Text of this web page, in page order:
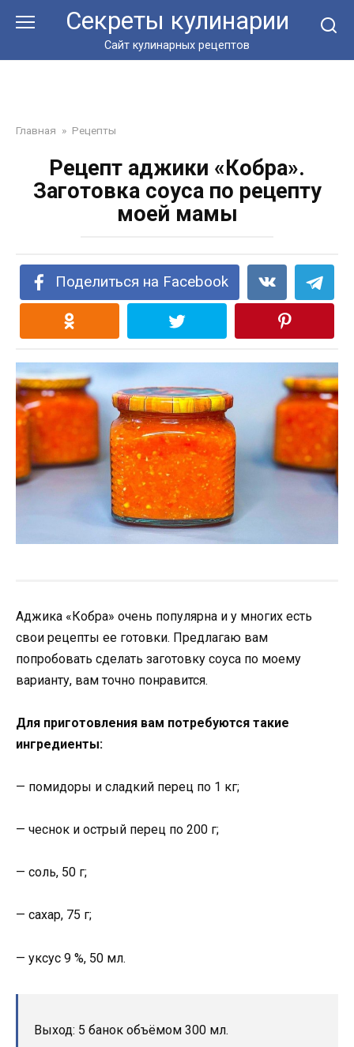
Секреты кулинарии
Сайт кулинарных рецептов
Главная » Рецепты
Рецепт аджики «Кобра».
Заготовка соуса по рецепту
моей мамы
Поделиться на Facebook
Аджика «Кобра» очень популярна и у многих есть
свои рецепты ее готовки. Предлагаю вам
попробовать сделать заготовку соуса по моему
варианту, вам точно понравится.
Для приготовления вам потребуются такие
ингредиенты:
— помидоры и сладкий перец по 1 кг;
— чеснок и острый перец по 200 г;
— соль, 50 г;
— сахар, 75 г;
— уксус 9 %, 50 мл.
Выход: 5 банок объёмом 300 мл.